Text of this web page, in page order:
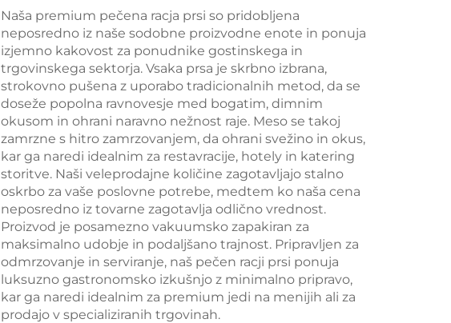
Naša premium pečena racja prsi so pridobljena
neposredno iz naše sodobne proizvodne enote in ponuja
izjemno kakovost za ponudnike gostinskega in
trgovinskega sektorja. Vsaka prsa je skrbno izbrana,
strokovno pušena z uporabo tradicionalnih metod, da se
doseže popolna ravnovesje med bogatim, dimnim
okusom in ohrani naravno nežnost raje. Meso se takoj
zamrzne s hitro zamrzovanjem, da ohrani svežino in okus,
kar ga naredi idealnim za restavracije, hotely in katering
storitve. Naši veleprodajne količine zagotavljajo stalno
oskrbo za vaše poslovne potrebe, medtem ko naša cena
neposredno iz tovarne zagotavlja odlično vrednost.
Proizvod je posamezno vakuumsko zapakiran za
maksimalno udobje in podaljšano trajnost. Pripravljen za
odmrzovanje in serviranje, naš pečen racji prsi ponuja
luksuzno gastronomsko izkušnjo z minimalno pripravo,
kar ga naredi idealnim za premium jedi na menijih ali za
prodajo v specializiranih trgovinah.